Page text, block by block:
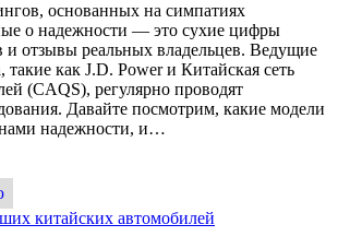
основанных на симпатиях
о надежности — это сухие цифры
и отзывы реальных владельцев. Ведущие
такие как J.D. Power и Китайская сеть
(CAQS), регулярно проводят
Давайте посмотрим, какие модели
надежности, и…